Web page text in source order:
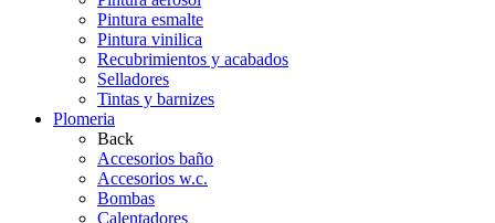
Pintura esmalte
Pintura vinilica
Recubrimientos y acabados
Selladores
Tintas y barnizes
Plomeria
Back
Accesorios baño
Accesorios w.c.
Bombas
Calentadores